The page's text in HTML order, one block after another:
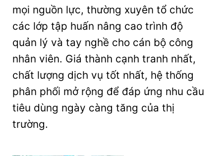
mọi nguồn lực, thường xuyên tổ chức
các lớp tập huấn nâng cao trình độ
quản lý và tay nghề cho cán bộ công
nhân viên. Giá thành cạnh tranh nhất,
chất lượng dịch vụ tốt nhất, hệ thống
phân phối mở rộng để đáp ứng nhu cầu
tiêu dùng ngày càng tăng của thị
trường.